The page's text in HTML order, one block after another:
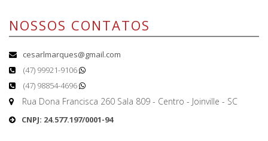
NOSSOS CONTATOS
cesarlmarques@gmail.com
(47) 99921-9106
(47) 98854-4696
Rua Dona Francisca 260 Sala 809 - Centro - Joinville - SC
CNPJ: 24.577.197/0001-94